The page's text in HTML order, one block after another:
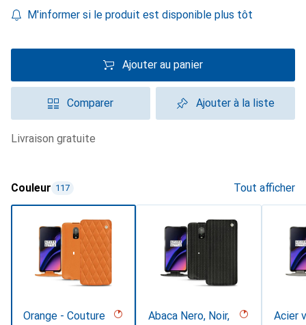
M'informer si le produit est disponible plus tôt
Ajouter au panier
Comparer Ajouter à la liste
livraison gratuite
Couleur 117 Tout afficher
Orange - Couture
Abaca Nero, Noir,
Acier